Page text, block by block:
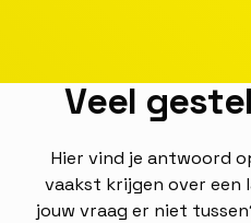
Veel gestel
Hier vind je antwoord
vaakst krijgen over een
jouw vraag er niet